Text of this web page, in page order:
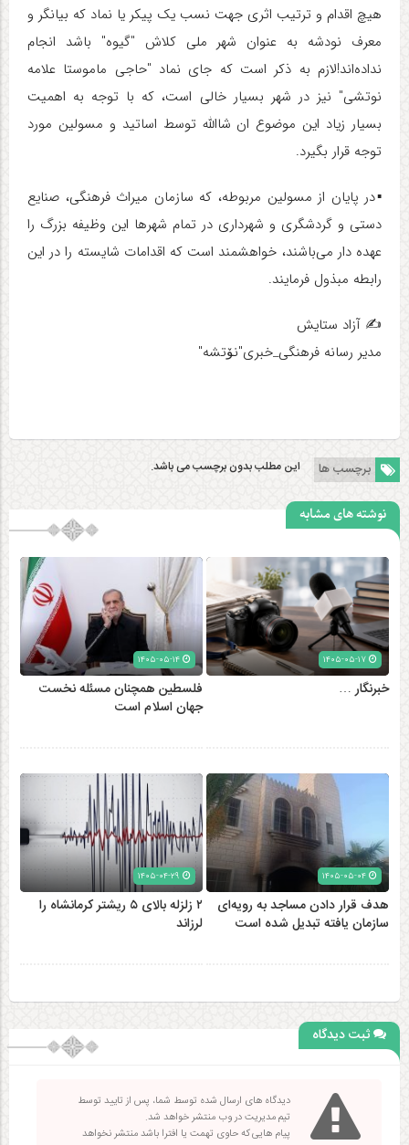
هیچ اقدام و ترتیب اثری جهت نسب یک پیکر یا نماد که بیانگر و
معرف نودشه به عنوان شهر ملی کلاش "گیوه" باشد انجام
ندادە‌اند!لازم به ذکر است که جای نماد "حاجی ماموستا علامه
نوتشی" نیز در شهر بسیار خالی است، که با توجه به اهمیت
بسیار زیاد این موضوع ان شاالله توسط اساتید و مسولین مورد
توجه قرار بگیرد.
▪️در پایان از مسولین مربوطه، که سازمان میراث فرهنگی، صنایع
دستی و گردشگری و شهرداری در تمام شهرها این وظیفه بزرگ را
عهده دار می‌باشند، خواهشمند است که اقدامات شایسته را در این
رابطه مبذول فرمایند.
✍️ آزاد ستایش
مدیر رسانه فرهنگی_خبری"نۆتشه"
برچسب ها این مطلب بدون برچسب می باشد.
نوشته های مشابه
۱۴۰۵-۰۵-۱۷
خبرنگار …
فلسطین همچنان مسئله نخست
جهان اسلام است
۱۴۰۵-۰۵-۰۴
هدف قرار دادن مساجد به رویه‌ای
سازمان‌ یافته تبدیل شده است
۲ زلزله‌ بالای ۵ ریشتر کرمانشاه را
لرزاند
ثبت دیدگاه
دیدگاه های ارسال شده توسط شما، پس از تایید توسط
تیم مدیریت در وب منتشر خواهد شد.
پیام هایی که حاوی تهمت یا افترا باشد منتشر نخواهد